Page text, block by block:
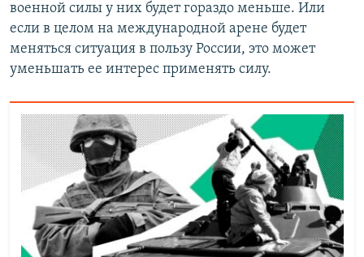
военной силы у них будет гораздо меньше. Или
если в целом на международной арене будет
меняться ситуация в пользу России, это может
уменьшать ее интерес применять силу.